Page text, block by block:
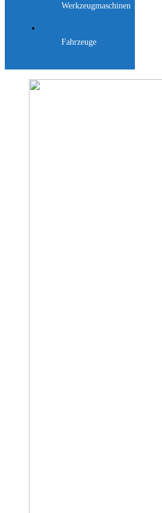
Werkzeugmaschinen
Fahrzeuge